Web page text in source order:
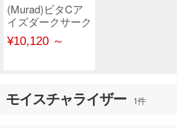
(Murad)ビタCア
イズダークサーク
ルコレクター
¥10,120 ～
モイスチャライザー 1件